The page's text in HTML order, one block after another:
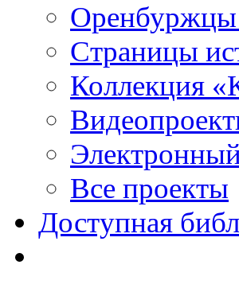
Оренбуржцы
Страницы
Коллекция
Все проекты
Доступная